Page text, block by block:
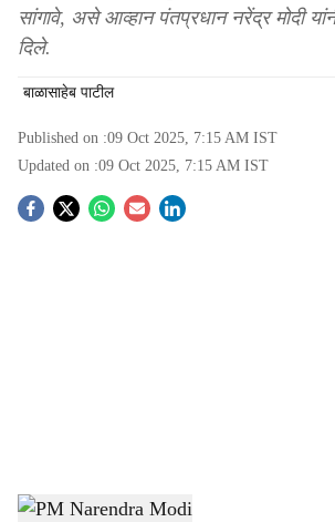
सांगावे, असे आव्हान पंतप्रधान नरेंद्र मोदी
दिले.
बाळासाहेब पाटील
Published on :09 Oct 2025, 7:15 AM IST
Updated on :09 Oct 2025, 7:15 AM IST
S
PM Narendra Modi-Agrowon